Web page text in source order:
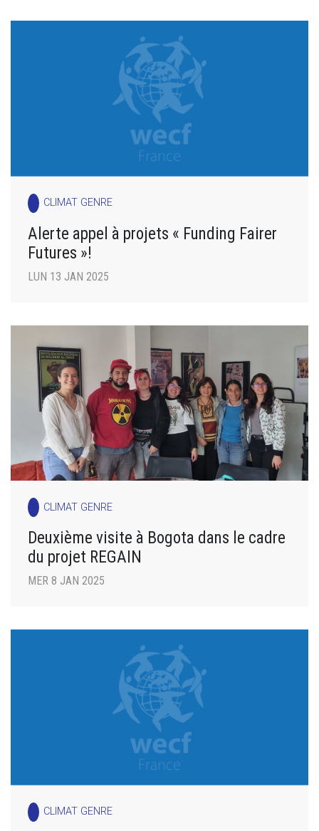
CLIMAT GENRE
Alerte appel à projets « Funding Fairer
Futures »!
LUN 13 JAN 2025
CLIMAT GENRE
Deuxième visite à Bogota dans le cadre
du projet REGAIN
MER 8 JAN 2025
CLIMAT GENRE